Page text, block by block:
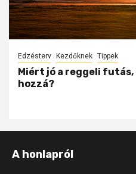
Edzésterv Kezdőknek Tippek
Miért jó a reggeli futás,
hozzá?
A honlapról